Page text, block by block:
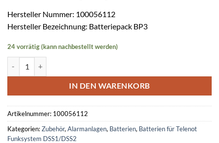
Hersteller Nummer: 100056112
Hersteller Bezeichnung: Batteriepack BP3
24 vorrätig (kann nachbestellt werden)
IN DEN WARENKORB
Artikelnummer: 100056112
Kategorien:Zubehör, Alarmanlagen, Batterien, Batterien für Telenot
Funksystem DSS1/DSS2